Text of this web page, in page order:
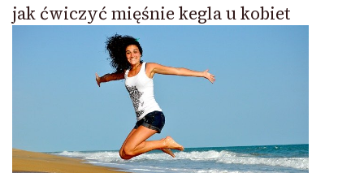
jak ćwiczyć mięśnie kegla u kobiet